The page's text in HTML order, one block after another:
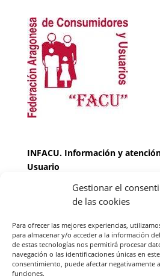
Gestionar el
de las cookies
Para ofrecer las mejores experiencias,
para almacenar y/o acceder a la información
de estas tecnologías nos permitirá procesar
navegación o las identificaciones únicas en
consentimiento, puede afectar negativamente
funciones.
INFACU. Información y
Usuario
MARTES Y JUEVES de17:00 a 20
horas
Teléfono de contacto976 13 47